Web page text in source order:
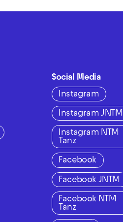
Social Media
Instagram
Instagram JNTM
Instagram NTM
Tanz
Facebook
Facebook JNTM
Facebook NTM
Tanz